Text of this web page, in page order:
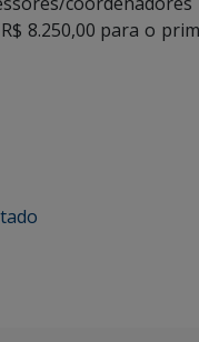
8.250,00 para o